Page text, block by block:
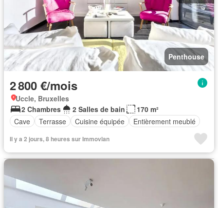
Penthouse
2 800 €/mois
Uccle, Bruxelles
2 Chambres
2 Salles de bain
170 m²
Cave
Terrasse Cuisine équipée Entièrement meublé
Il y a 2 jours, 8 heures sur Immovlan